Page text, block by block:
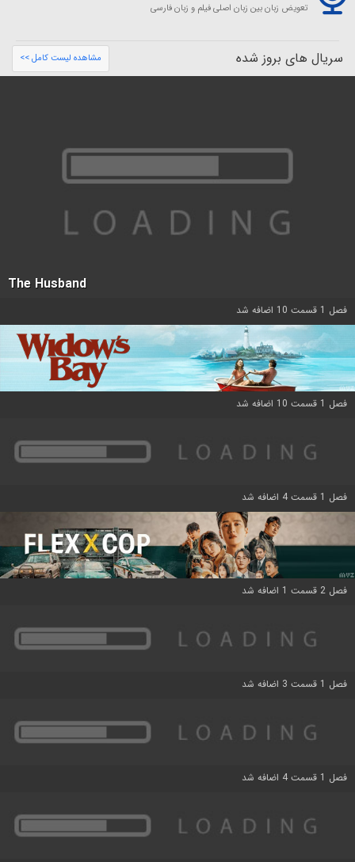
تعویض زبان بین زبان اصلی فیلم و زبان فارسی
سریال های بروز شده مشاهده لیست کامل >>
The Husband
فصل 1 قسمت 10 اضافه شد
فصل 1 قسمت 10 اضافه شد
فصل 1 قسمت 4 اضافه شد
فصل 2 قسمت 1 اضافه شد
فصل 1 قسمت 3 اضافه شد
فصل 1 قسمت 4 اضافه شد